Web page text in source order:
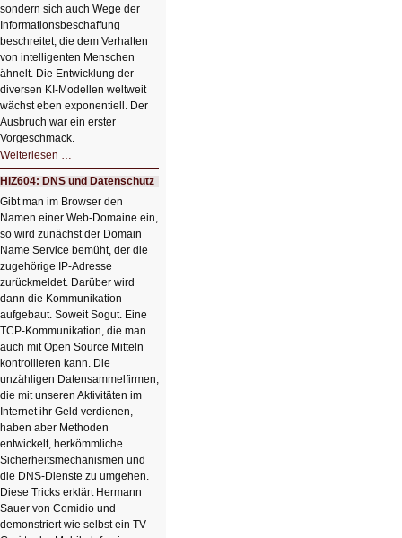
sondern sich auch Wege der
Informationsbeschaffung
beschreitet, die dem Verhalten
von intelligenten Menschen
ähnelt. Die Entwicklung der
diversen KI-Modellen weltweit
wächst eben exponentiell. Der
Ausbruch war ein erster
Vorgeschmack.
Weiterlesen …
Der
Ausbruch
der
KI
HIZ604: DNS und Datenschutz
Gibt man im Browser den
Namen einer Web-Domaine ein,
so wird zunächst der Domain
Name Service bemüht, der die
zugehörige IP-Adresse
zurückmeldet. Darüber wird
dann die Kommunikation
aufgebaut. Soweit Sogut. Eine
TCP-Kommunikation, die man
auch mit Open Source Mitteln
kontrollieren kann. Die
unzähligen Datensammelfirmen,
die mit unseren Aktivitäten im
Internet ihr Geld verdienen,
haben aber Methoden
entwickelt, herkömmliche
Sicherheitsmechanismen und
die DNS-Dienste zu umgehen.
Diese Tricks erklärt Hermann
Sauer von Comidio und
demonstriert wie selbst ein TV-